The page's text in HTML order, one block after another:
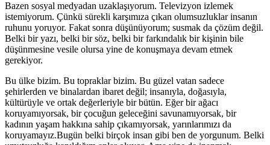
Bazen sosyal medyadan uzaklaşıyorum. Televizyon izlemek
istemiyorum. Çünkü sürekli karşımıza çıkan olumsuzluklar insanın
ruhunu yoruyor. Fakat sonra düşünüyorum; susmak da çözüm değil.
Belki bir yazı, belki bir söz, belki bir farkındalık bir kişinin bile
düşünmesine vesile olursa yine de konuşmaya devam etmek
gerekiyor.
Bu ülke bizim. Bu topraklar bizim. Bu güzel vatan sadece
şehirlerden ve binalardan ibaret değil; insanıyla, doğasıyla,
kültürüyle ve ortak değerleriyle bir bütün. Eğer bir ağacı
koruyamıyorsak, bir çocuğun geleceğini savunamıyorsak, bir
kadının yaşam hakkına sahip çıkamıyorsak, yarınlarımızı da
koruyamayız.Bugün belki birçok insan gibi ben de yorgunum. Belki